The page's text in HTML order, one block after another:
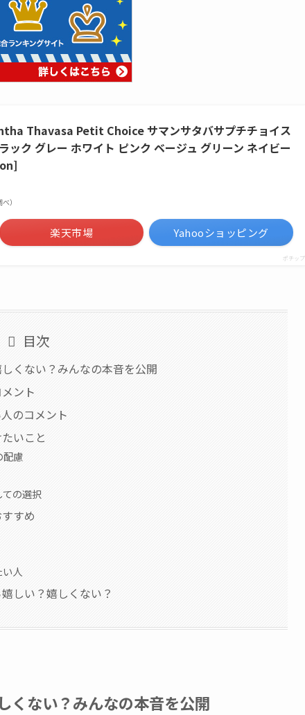
Thavasa Petit Choice サマンサタバサプチチョイス
ック グレー ホワイト ピンク ベージュ グリーン ネイビー
）
楽天市場 Yahooショッピング
ポチップ
目次
くない？みんなの本音を公開
ント
のコメント
いこと
配慮
の選択
すめ
い人
しい？嬉しくない？
くない？みんなの本音を公開